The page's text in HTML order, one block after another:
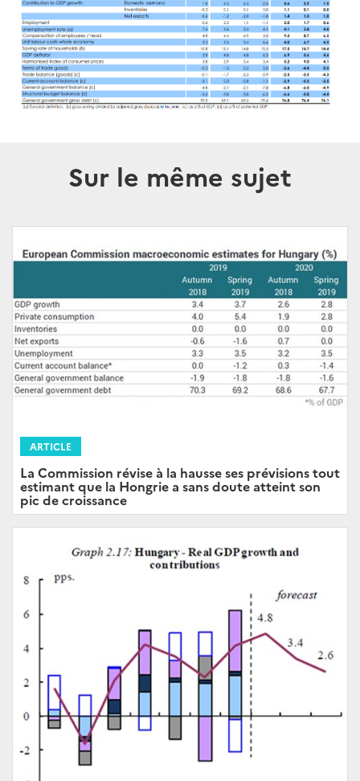
Sur le même sujet
ARTICLE
La Commission révise à la hausse ses prévisions tout
estimant que la Hongrie a sans doute atteint son
pic de croissance